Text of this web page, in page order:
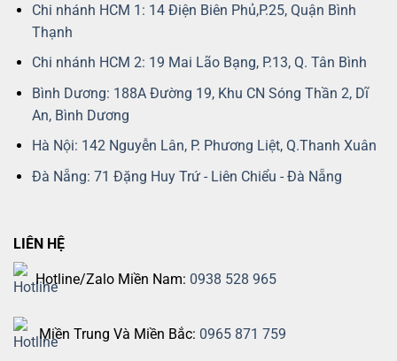
Chi nhánh HCM 1: 14 Điện Biên Phủ,P.25, Quận Bình
Thạnh
Chi nhánh HCM 2: 19 Mai Lão Bạng, P.13, Q. Tân Bình
Bình Dương: 188A Đường 19, Khu CN Sóng Thần 2, Dĩ
An, Bình Dương
Hà Nội: 142 Nguyễn Lân, P. Phương Liệt, Q.Thanh Xuân
Đà Nẵng: 71 Đặng Huy Trứ - Liên Chiểu - Đà Nẵng
LIÊN HỆ
Hotline/Zalo Miền Nam: 0938 528 965
Miền Trung Và Miền Bắc: 0965 871 759